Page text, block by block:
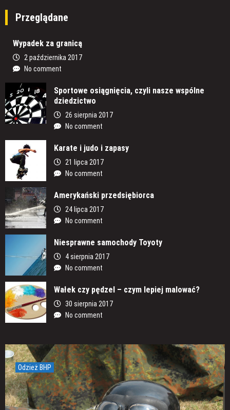
Przeglądane
Wypadek za granicą
2 października 2017
No comment
Sportowe osiągnięcia, czyli nasze wspólne
dziedzictwo
26 sierpnia 2017
No comment
Karate i judo i zapasy
21 lipca 2017
No comment
Amerykański przedsiębiorca
24 lipca 2017
No comment
Niesprawne samochody Toyoty
4 sierpnia 2017
No comment
Wałek czy pędzel – czym lepiej malować?
30 sierpnia 2017
No comment
Odzież BHP